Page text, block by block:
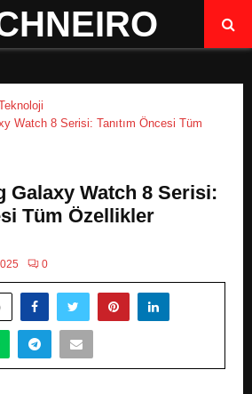
Watch 8 Serisi: Tanıtım Öncesi Tüm
Galaxy Watch 8 Serisi:
Tüm Özellikler
0